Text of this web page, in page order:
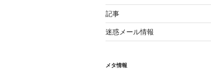
記事
迷惑メール情報
メタ情報